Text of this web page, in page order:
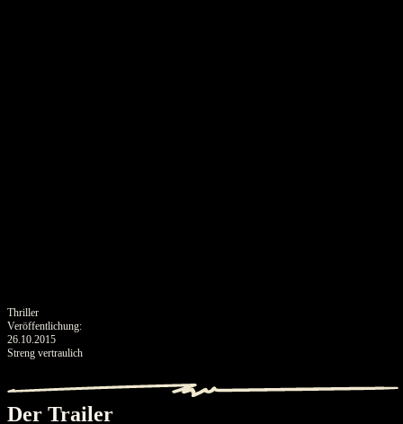
Thriller
Veröffentlichung:
26.10.2015
Streng vertraulich
Der Trailer